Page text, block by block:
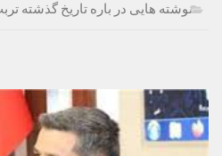
نوشته هایی در باره تاریخ گذشته